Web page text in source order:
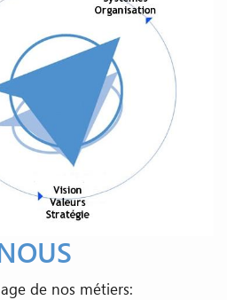
de nos métiers: